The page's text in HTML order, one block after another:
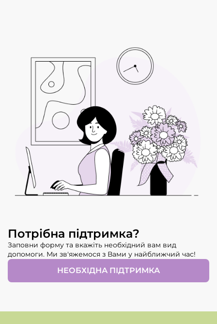
Потрібна підтримка?
Заповни форму та вкажіть необхідний вам вид
допомоги. Ми зв'яжемося з Вами у найближчий час!
НЕОБХІДНА ПІДТРИМКА